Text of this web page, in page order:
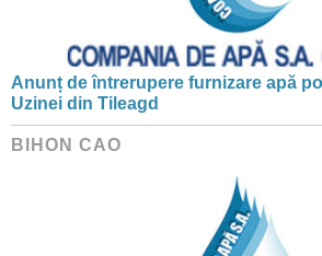
Anunț de întrerupere furnizare apă
Uzinei din Tileagd
BIHON CAO